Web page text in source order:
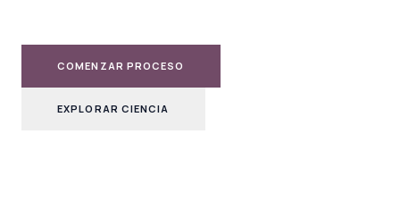
COMENZAR PROCESO
EXPLORAR CIENCIA